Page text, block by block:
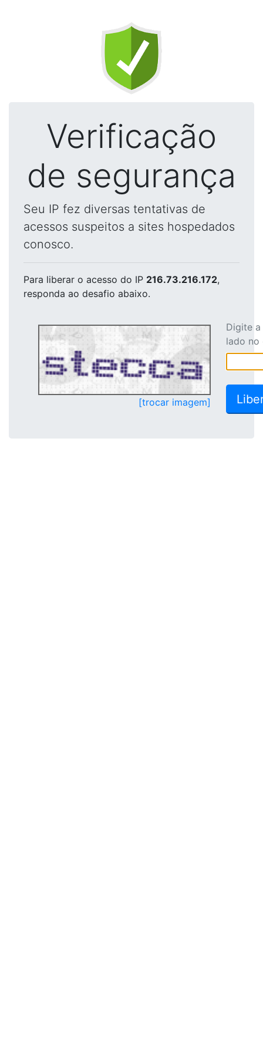
Verificação
de segurança
Seu IP fez diversas tentativas de
acessos suspeitos a sites hospedados
conosco.
Para liberar o acesso do IP 216.73.216.172,
responda ao desafio abaixo.
[trocar imagem]
Digite
lado no